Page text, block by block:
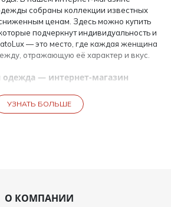
собраны коллекции известных
ценам. Здесь можно купить
подчеркнут индивидуальность и
— это место, где каждая женщина
отражающую её характер и вкус.
одежда — интернет-магазин
магазин брендовой женской одежды,
модели из последних коллекций и
от известных брендов;
УЗНАТЬ БОЛЬШЕ
О КОМПАНИИ